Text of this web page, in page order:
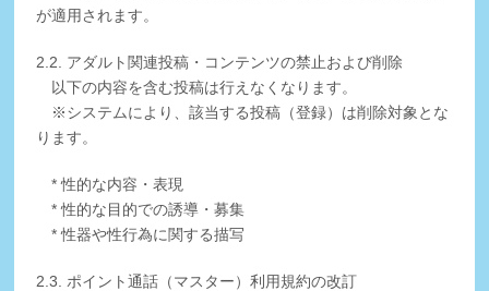
が適用されます。
2.2. アダルト関連投稿・コンテンツの禁止および削除
以下の内容を含む投稿は行えなくなります。
※システムにより、該当する投稿（登録）は削除対象とな
ります。
* 性的な内容・表現
* 性的な目的での誘導・募集
* 性器や性行為に関する描写
2.3. ポイント通話（マスター）利用規約の改訂